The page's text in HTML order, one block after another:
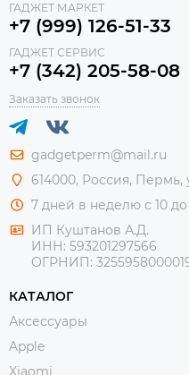
ГАДЖЕТ МАРКЕТ
+7 (999) 126-51-33
ГАДЖЕТ СЕРВИС
+7 (342) 205-58-08
Заказать звонок
gadgetperm@mail.ru
614000, Россия, Пермь,
7 дней в неделю с 10 до
ИП Куштанов А.Д.
ИНН: 593201297566
ОГРНИП:
КАТАЛОГ
Аксессуары
Apple
Xiaomi